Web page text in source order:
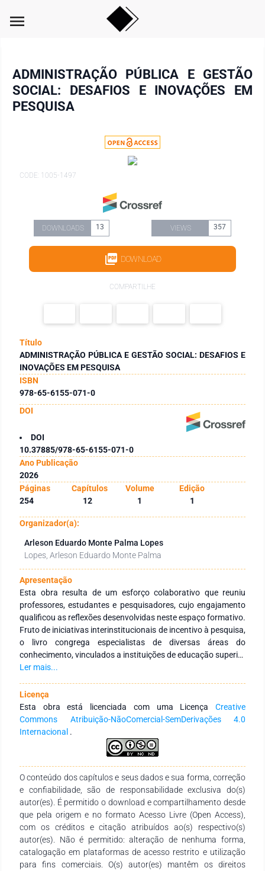
menu
ADMINISTRAÇÃO PÚBLICA E GESTÃO
SOCIAL: DESAFIOS E INOVAÇÕES EM
PESQUISA
CODE: 1005-1497
DOWNLOADS 13 VIEWS 357
DOWNLOAD
COMPARTILHE
Título
ADMINISTRAÇÃO PÚBLICA E GESTÃO SOCIAL: DESAFIOS E
INOVAÇÕES EM PESQUISA
ISBN
978-65-6155-071-0
DOI
DOI
10.37885/978-65-6155-071-0
Ano Publicação
2026
Páginas
Capítulos Volume
Edição
254
12 1 1
Organizador(a):
Arleson Eduardo Monte Palma Lopes
Lopes, Arleson Eduardo Monte Palma
Apresentação
Esta obra resulta de um esforço colaborativo que reuniu
professores, estudantes e pesquisadores, cujo engajamento
qualificou as reflexões desenvolvidas neste espaço formativo.
Fruto de iniciativas interinstitucionais de incentivo à pesquisa,
o livro congrega especialistas de diversas áreas do
conhecimento, vinculados a instituições de educação superior
públicas e privadas, no Brasil e no exterior. O objetivo central é
pesquisa voltadas à formação continuada de profissionais da
educação, promovendo a produção e a ampla disseminação
do conhecimento. Agradecemos aos autores pela dedicação
e compromisso na construção desta obra, que se propõe a
ser um recurso didático-pedagógico relevante para
estudantes, docentes de diferentes níveis de ensino e demais
interessados na temática.
Ler mais...
Licença
Esta obra está licenciada com uma Licença Creative
Commons Atribuição-NãoComercial-SemDerivações 4.0
Internacional .
O conteúdo dos capítulos e seus dados e sua forma, correção
e confiabilidade, são de responsabilidade exclusiva do(s)
autor(es). É permitido o download e compartilhamento desde
que pela origem e no formato Acesso Livre (Open Access),
com os créditos e citação atribuídos ao(s) respectivo(s)
autor(es). Não é permitido: alteração de nenhuma forma,
catalogação em plataformas de acesso restrito e utilização
para fins comerciais. O(s) autor(es) mantêm os direitos